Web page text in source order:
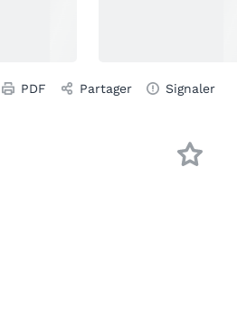
PDF Partager Signaler